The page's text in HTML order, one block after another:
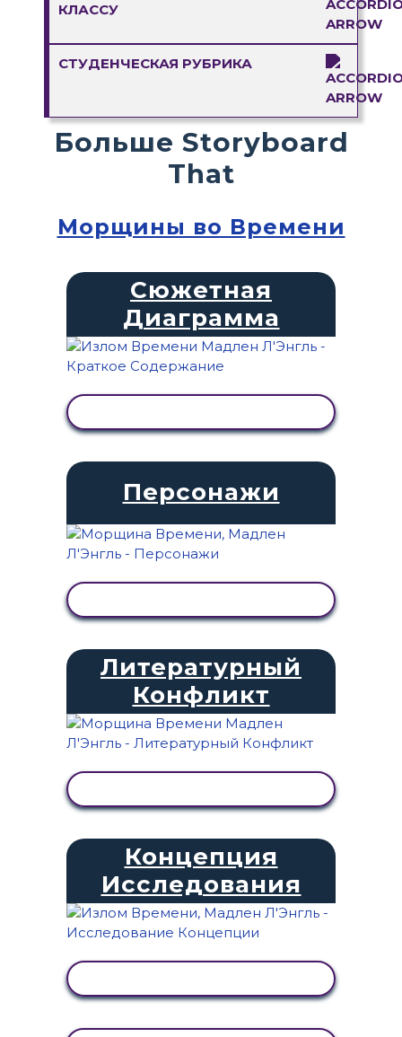
КЛАССУ
СТУДЕНЧЕСКАЯ РУБРИКА
Больше Storyboard
That
Морщины во Времени
Сюжетная
Диаграмма
Персонажи
Литературный
Конфликт
Концепция
Исследования